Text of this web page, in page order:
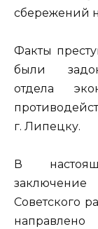
сбережений
Факты
были
отдела
г. Липецку.
В
Советского